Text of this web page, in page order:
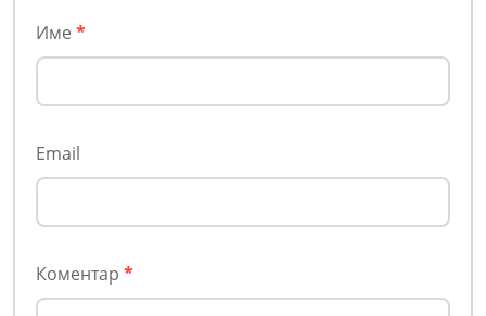
Име *
Email
Коментар *